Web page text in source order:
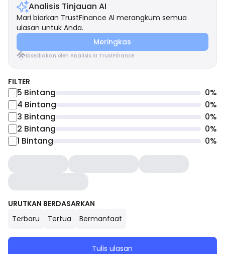
Analisis Tinjauan AI
Mari biarkan TrustFinance AI merangkum semua
ulasan untuk Anda.
Meringkas
Disediakan oleh Analisis AI TrustFinance
FILTER
5 Bintang 0%
4 Bintang 0%
3 Bintang 0%
2 Bintang 0%
1 Bintang 0%
URUTKAN BERDASARKAN
Terbaru
Tertua Bermanfaat
Tulis ulasan